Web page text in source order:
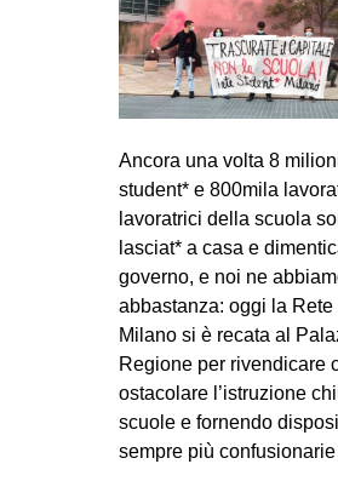
MUSICA
RECENSIONI
AFRICA
ESTREMO
EUROPA
MEDIO ORIENTE
MONDO
EVENTI
Ancora una volta 8
student* e 800mila
lavoratrici della scuola
lasciat* a casa e
governo, e noi ne
abbastanza: oggi la Rete
Milano si è recata al
Regione per rivendicare
ostacolare l’istruzione
scuole e fornendo
sempre più